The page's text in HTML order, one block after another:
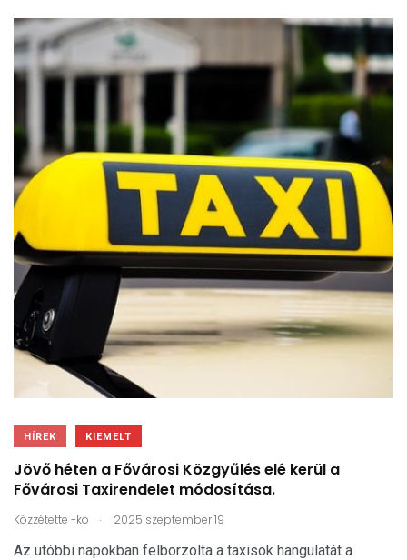
HÍREK KIEMELT
Jövő héten a Fővárosi Közgyűlés elé kerül a
Fővárosi Taxirendelet módosítása.
Közzétette -ko . 2025 szeptember 19
Az utóbbi napokban felborzolta a taxisok hangulatát a